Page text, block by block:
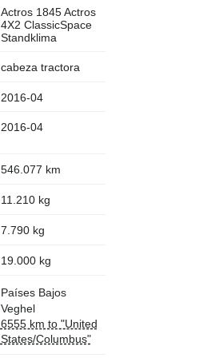
Actros 1845 Actros
4X2 ClassicSpace
Standklima
cabeza tractora
2016-04
2016-04
546.077 km
11.210 kg
7.790 kg
19.000 kg
Países Bajos
Veghel
6555 km to "United
States/Columbus"